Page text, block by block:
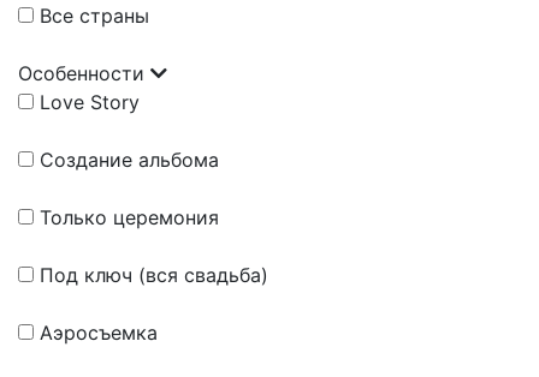
Все страны
Особенности
Love Story
Создание альбома
Только церемония
Под ключ (вся свадьба)
Аэросъемка